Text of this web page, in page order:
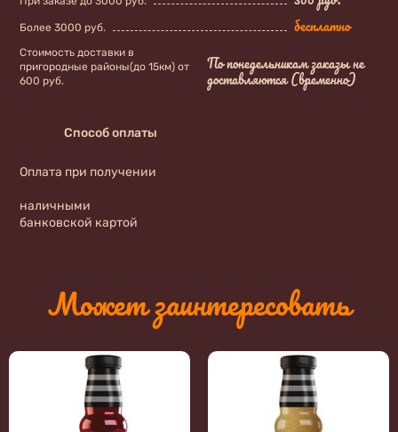
Более 3000 руб. бесплатно
Стоимость доставки в
пригородные районы(до 15км) от
600 руб.
По понедельникам заказы не
доставляются (временно)
Способ оплаты
Оплата при получении
наличными
банковской картой
Может заинтересовать